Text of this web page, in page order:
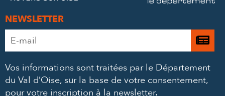
NEWSLETTER
Adresse
e-
*
Je
à
Vos informations sont traitées par le Département
du Val d’Oise, sur la base de votre consentement,
pour votre inscription à la newsletter.